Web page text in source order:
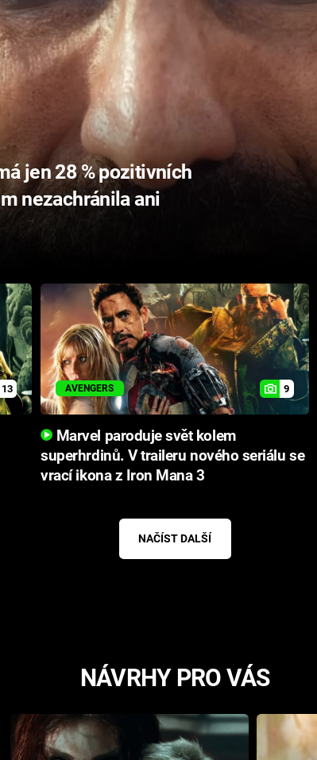
jen 28 % pozitivních
nezachránila ani
13 AVENGERS 9
Marvel paroduje svět kolem
superhrdinů. V traileru nového seriálu se
vrací ikona z Iron Mana 3
NAČÍST DALŠÍ
NÁVRHY PRO VÁS